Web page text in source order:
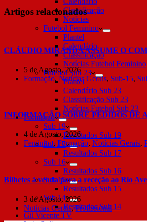
Classificação
Notícias
Futebol Feminino
Plantel
Calendário
Classificação
Notícias Futebol Feminino
Futebol Sub 23
Plantel
Calendário Sub 23
Classificação Sub 23
Notícias Futebol Sub 23
Formação
Sub 19
Resultados Sub 19
Sub 17
Resultados Sub 17
Sub 16
Resultados Sub 16
Sub 15
Resultados Sub 15
Sub 14
Resultados Sub 14
Gil Vicente TV
Artigos relacionados
CLÁUDIO MIRANDA ASSUME O
5 de Agosto, 2026
Formação,Notícias Gerais, Sub-15,
INFORMAÇÃO SOBRE PEDIDOS DE
4 de Agosto, 2026
Feminino,Formação, Notícias Gerais,
Bilhetes à venda para a receção ao Rio
3 de Agosto, 2026
Notícias Gerais,Profissional